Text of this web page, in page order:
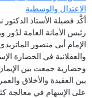
الاعتدال والوسطية
أكَّد فضيلة الأستاذ
رئيس الأمانة العامة لدُور
الإمام أبي منصور
والعقلانية في الحضارة
وحضارية جمعت بين
بين العقيدة والأخلاق
على الإسهام في معالجة